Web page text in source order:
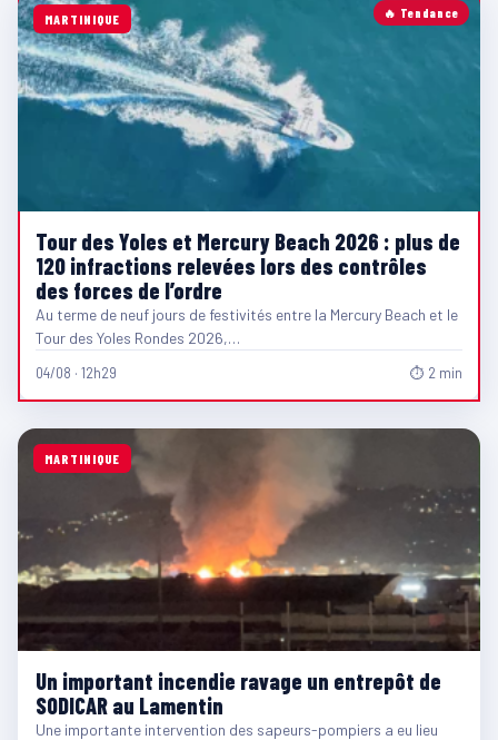
🔥 Tendance
MARTINIQUE
Tour des Yoles et Mercury Beach 2026 : plus de
120 infractions relevées lors des contrôles
des forces de l’ordre
Au terme de neuf jours de festivités entre la Mercury Beach et le
Tour des Yoles Rondes 2026,…
04/08 · 12h29 ⏱ 2 min
MARTINIQUE
Un important incendie ravage un entrepôt de
SODICAR au Lamentin
Une importante intervention des sapeurs-pompiers a eu lieu